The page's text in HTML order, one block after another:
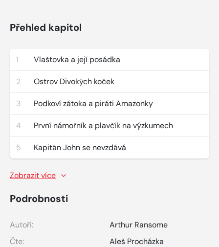
Přehled kapitol
1 Vlaštovka a její posádka
2 Ostrov Divokých koček
3 Podkoví zátoka a piráti Amazonky
4 První námořník a plavčík na výzkumech
5 Kapitán John se nevzdává
Zobrazit více
Podrobnosti
Autoři:
Arthur Ransome
Čte:
Aleš Procházka